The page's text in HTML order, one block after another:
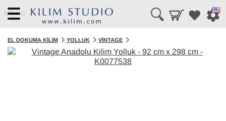
Menü
EL DOKUMA KILIM YOLLUK VINTAGE